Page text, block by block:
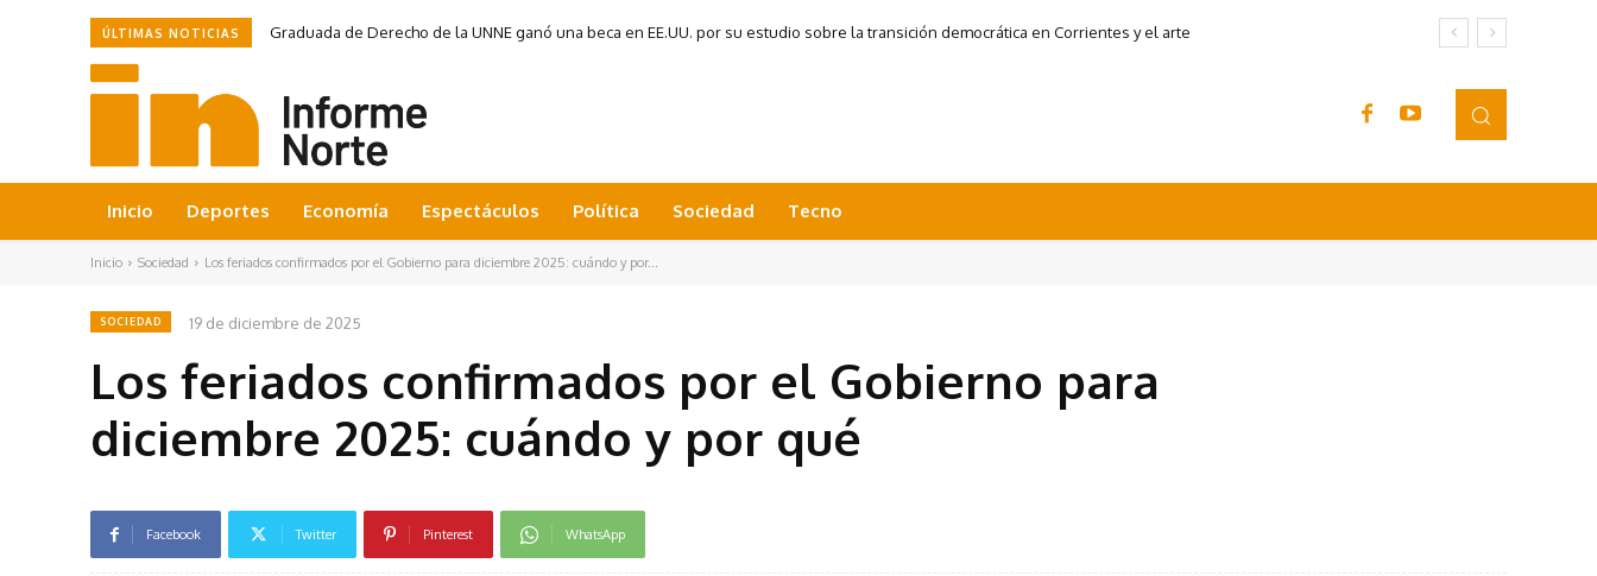
ÚLTIMAS NOTICIAS Graduada de Derecho de la UNNE ganó una beca en EE.UU. por su estudio sobre la transición democrática en Corrientes y el arte
Inicio Deportes Economía Espectáculos Política Sociedad Tecno
Inicio Sociedad Los feriados confirmados por el Gobierno para diciembre 2025: cuándo y por...
SOCIEDAD 19 de diciembre de 2025
Los feriados confirmados por el Gobierno para
diciembre 2025: cuándo y por qué
Facebook Twitter Pinterest WhatsApp